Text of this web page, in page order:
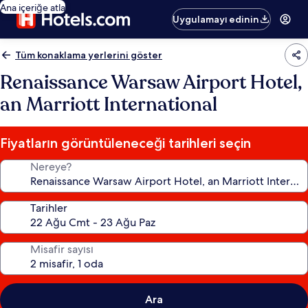
Ana içeriğe atla
Uygulamayı edinin
Tüm konaklama yerlerini göster
Renaissance Warsaw Airport Hotel,
an Marriott International
Fiyatların görüntüleneceği tarihleri seçin
Nereye?
Tarihler
Misafir sayısı
Ara